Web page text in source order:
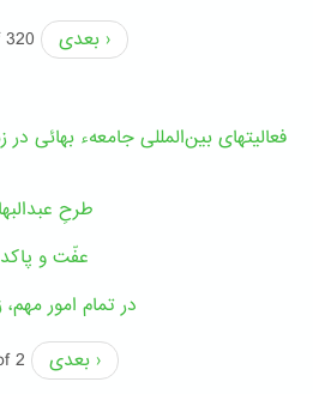
320
بعدی ›
فعالیتهای بین‌المللی جامعهء بهائی
طرحِ
عفّت و
در تمام امور
2
بعدی ›